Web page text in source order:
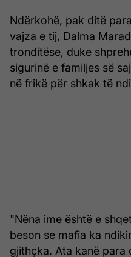
Ndërkohë, pak ditë
vajza e tij, Dalma
tronditëse, duke
sigurinë e familjes së
në frikë për shkak të
"Nëna ime është e
beson se mafia ka
gjithçka. Ata kanë para